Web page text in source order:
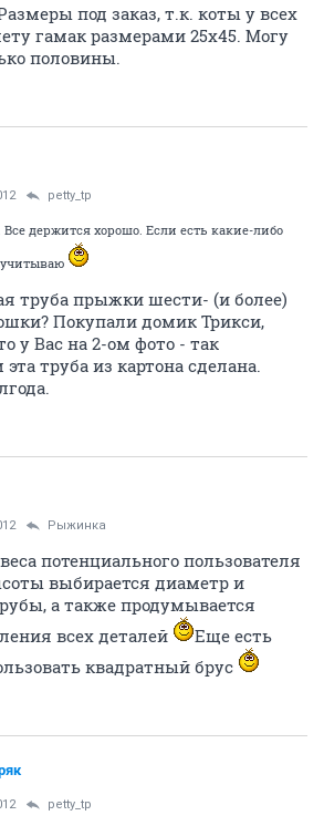
под заказ, т.к. коты у всех
гамак размерами 25х45. Могу
половины.
petty_tp
держится хорошо. Если есть какие-либо
труба прыжки шести- (и более)
Покупали домик Трикси,
у Вас на 2-ом фото - так
труба из картона сделана.
Рыжинка
потенциального пользователя
выбирается диаметр и
а также продумывается
всех деталей
Еще есть
квадратный брус
petty_tp